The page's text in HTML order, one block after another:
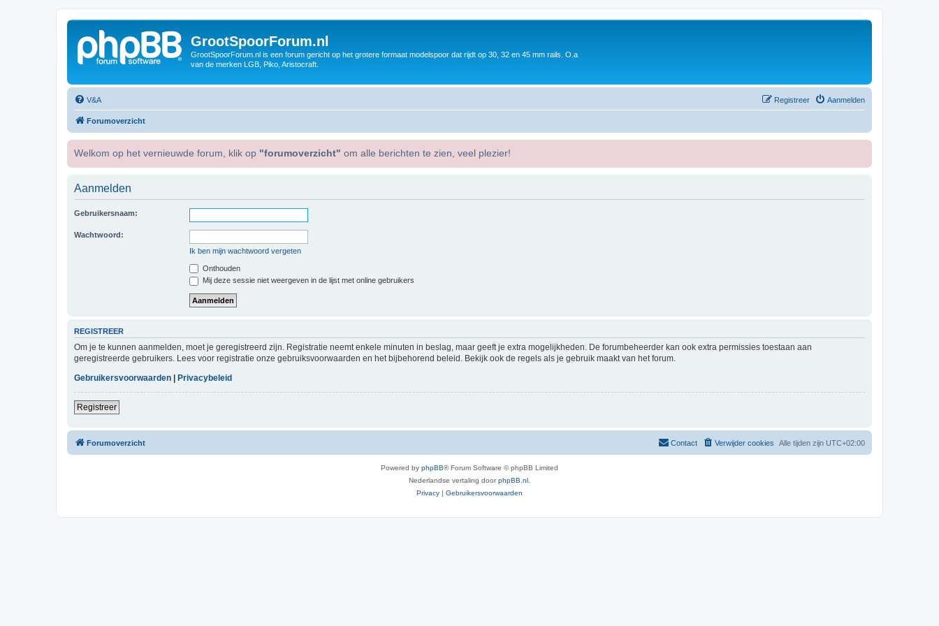
GrootSpoorForum.nl
GrootSpoorForum.nl is een forum gericht op het grotere formaat modelspoor dat rijdt op 30, 32 en 45 mm rails. O.a
van de merken LGB, Piko, Aristocraft.
V&A Aanmelden
Registreer
Forumoverzicht
Welkom op het vernieuwde forum, klik op "forumoverzicht" om alle berichten te zien, veel plezier!
Aanmelden
Gebruikersnaam:
Wachtwoord:
Ik ben mijn wachtwoord vergeten
Onthouden
Mij deze sessie niet weergeven in de lijst met online gebruikers
REGISTREER
Om je te kunnen aanmelden, moet je geregistreerd zijn. Registratie neemt enkele minuten in beslag, maar geeft je extra mogelijkheden. De forumbeheerder kan ook extra permissies toestaan aan
geregistreerde gebruikers. Lees voor registratie onze gebruiksvoorwaarden en het bijbehorend beleid. Bekijk ook de regels als je gebruik maakt van het forum.
Gebruikersvoorwaarden
Privacybeleid
Registreer
Forumoverzicht Alle tijden zijn UTC+02:00
Verwijder cookies
Contact
Powered by phpBB® Forum Software © phpBB Limited
Nederlandse vertaling doorphpBB.nl.
Privacy | Gebruikersvoorwaarden